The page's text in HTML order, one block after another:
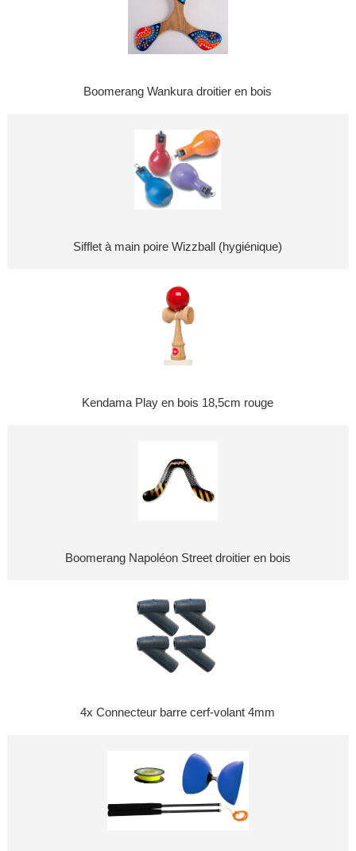
Boomerang Wankura droitier en bois
Sifflet à main poire Wizzball (hygiénique)
Kendama Play en bois 18,5cm rouge
Boomerang Napoléon Street droitier en bois
4x Connecteur barre cerf-volant 4mm